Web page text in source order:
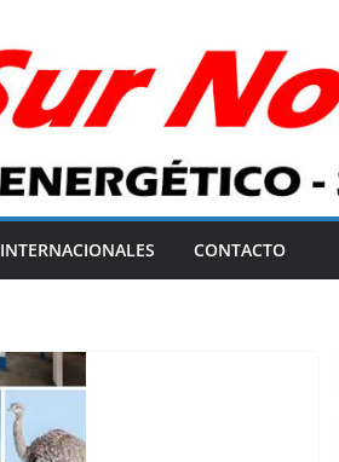
INTERNACIONALES CONTACTO